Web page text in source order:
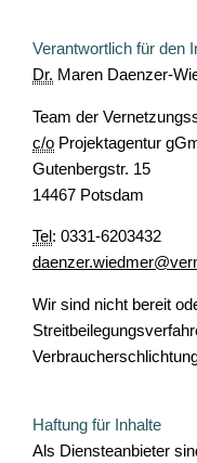
Verantwortlich für den
Dr. Maren Daenzer-
Team der
c/o Projektagentur
Gutenbergstr. 15
14467 Potsdam
Tel : 0331-6203432
Wir sind nicht bereit
Haftung für Inhalte
Als Diensteanbieter